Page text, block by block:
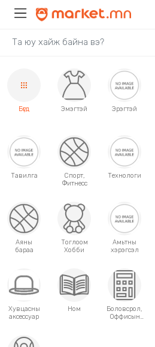
Бүгд Эмэгтэй Эрэгтэй
Тавилга
Спорт,
Фитнесс
Технологи
Аяны
бараа
Тоглоом
Хобби
Амьтны
хэрэгсэл
Хувцасны
аксессуар
Ном
Боловсрол,
Оффисын